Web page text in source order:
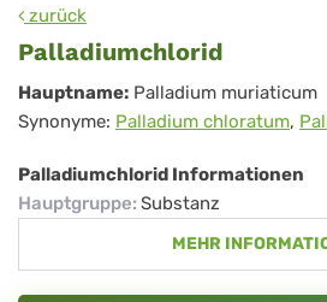
zurück
Palladiumchlorid
Palladiumchlorid
Hauptname: Palladium muriaticum
Synonyme: Palladium chloratum,
Palladiumchlorid Informationen
Hauptgruppe: Substanz
MEHR